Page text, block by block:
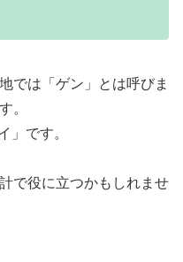
では「ゲン」とは呼びま
。
」です。
で役に立つかもしれませ